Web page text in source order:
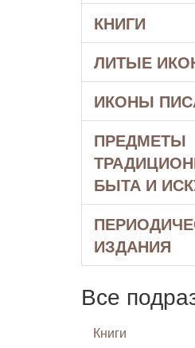
КНИГИ
ЛИТЫЕ
ИКОНЫ
ПРЕДМЕТЫ
БЫТА И
ИЗДАНИЯ
Все
Книги